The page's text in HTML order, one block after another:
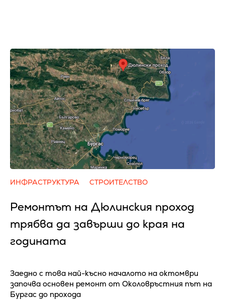
ИНФРАСТРУКТУРА СТРОИТЕЛСТВО
Ремонтът на Дюлинския проход
трябва да завърши до края на
годината
Заедно с това най-късно началото на октомври
започва основен ремонт от Околовръстния път на
Бургас до прохода